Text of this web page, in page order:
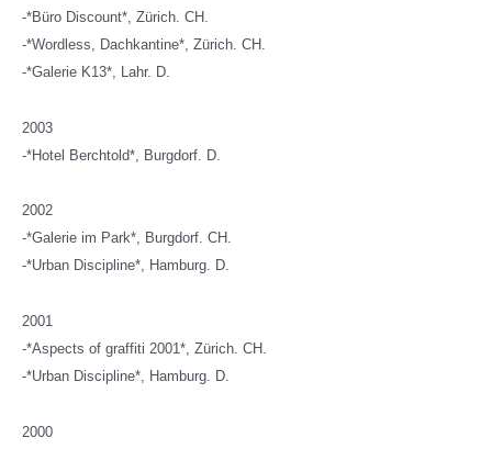
-*Büro Discount*, Zürich. CH.
-*Wordless, Dachkantine*, Zürich. CH.
-*Galerie K13*, Lahr. D.
2003
-*Hotel Berchtold*, Burgdorf. D.
2002
-*Galerie im Park*, Burgdorf. CH.
-*Urban Discipline*, Hamburg. D.
2001
-*Aspects of graffiti 2001*, Zürich. CH.
-*Urban Discipline*, Hamburg. D.
2000